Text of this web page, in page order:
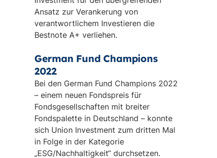
Ansatz zur Verankerung von
verantwortlichem Investieren die
Bestnote A+ verliehen.
German Fund Champions
2022
Bei den German Fund Champions 2022
– einem neuen Fondspreis für
Fondsgesellschaften mit breiter
Fondspalette in Deutschland – konnte
sich Union Investment zum dritten Mal
in Folge in der Kategorie
„ESG/Nachhaltigkeit“ durchsetzen.